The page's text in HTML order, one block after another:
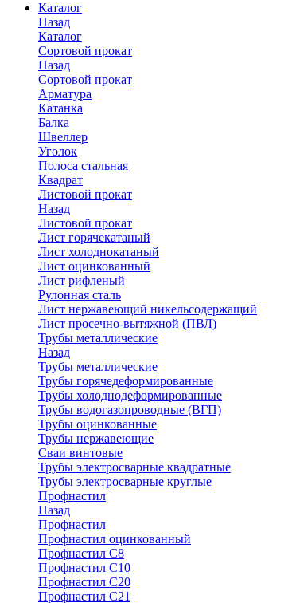
Каталог
Назад
Каталог
Сортовой прокат
Назад
Сортовой прокат
Арматура
Катанка
Балка
Швеллер
Уголок
Полоса стальная
Квадрат
Листовой прокат
Назад
Листовой прокат
Лист горячекатаный
Лист холоднокатаный
Лист оцинкованный
Лист рифленый
Рулонная сталь
Лист нержавеющий никельсодержащий
Лист просечно-вытяжной (ПВЛ)
Трубы металлические
Назад
Трубы металлические
Трубы горячедеформированные
Трубы холоднодеформированные
Трубы водогазопроводные (ВГП)
Трубы оцинкованные
Трубы нержавеющие
Сваи винтовые
Трубы электросварные квадратные
Трубы электросварные круглые
Профнастил
Назад
Профнастил
Профнастил оцинкованный
Профнастил С8
Профнастил С10
Профнастил С20
Профнастил С21